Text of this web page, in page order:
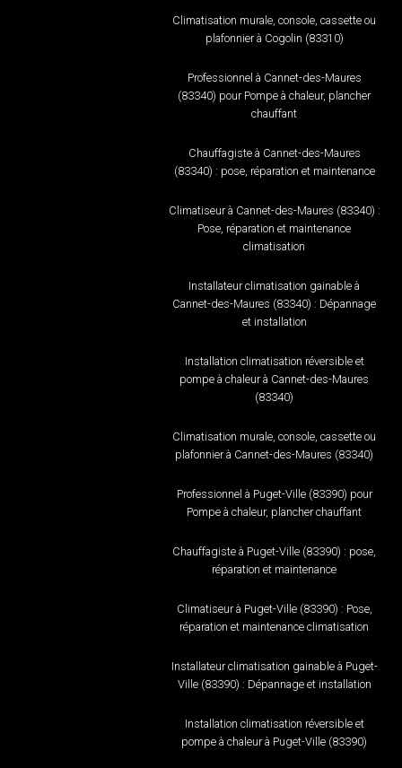
Climatisation murale, console, cassette ou
plafonnier à Cogolin (83310)
Professionnel à Cannet-des-Maures
(83340) pour Pompe à chaleur, plancher
chauffant
Chauffagiste à Cannet-des-Maures
(83340) : pose, réparation et maintenance
Climatiseur à Cannet-des-Maures (83340) :
Pose, réparation et maintenance
climatisation
Installateur climatisation gainable à
Cannet-des-Maures (83340) : Dépannage
et installation
Installation climatisation réversible et
pompe à chaleur à Cannet-des-Maures
(83340)
Climatisation murale, console, cassette ou
plafonnier à Cannet-des-Maures (83340)
Professionnel à Puget-Ville (83390) pour
Pompe à chaleur, plancher chauffant
Chauffagiste à Puget-Ville (83390) : pose,
réparation et maintenance
Climatiseur à Puget-Ville (83390) : Pose,
réparation et maintenance climatisation
Installateur climatisation gainable à Puget-
Ville (83390) : Dépannage et installation
Installation climatisation réversible et
pompe à chaleur à Puget-Ville (83390)